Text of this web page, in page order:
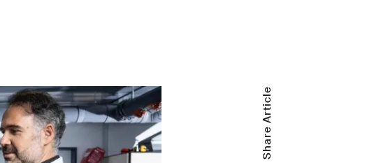
Share Article